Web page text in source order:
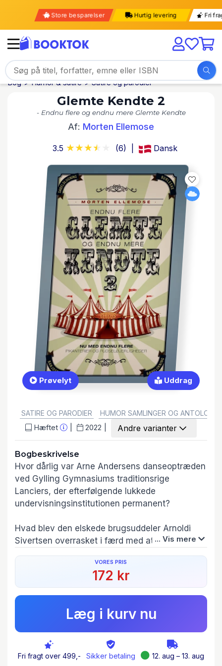
Store besparelser Hurtig levering Fri
Bog Humor & satire Satire og parodier
Glemte Kendte 2
- Endnu flere og endnu mere Glemte Kendte
Af: Morten Ellemose
3.5 (6) Dansk
Prøvelyt Uddrag
SATIRE OG PARODIER
HUMOR SAMLINGER OG
Hæftet 2022 Andre varianter
Bogbeskrivelse
Hvor dårlig var Arne Andersens danseoptræden
ved Gylling Gymnasiums traditionsrige
Lanciers, der efterfølgende lukkede
undervisningsinstitutionen permanent?
Hvad blev den elskede brugsuddeler Arnoldi
Sivertsen overrasket i færd med at udføre i
boksen med krogmodnet kød?
Løste den hollandske tulipandyrker Florice
Fredichsen virkelig verdens energikrise?
Og hvad var det Ruddi Morgenstund talte om i
et blødt og beroligende toneleje, der gjorde ham
uhyre populær på sociale medier?
... Vis mere
VORES PRIS
172 kr
Læg i kurv nu
Fri fragt over 499,- Sikker betaling 12. aug – 13. aug